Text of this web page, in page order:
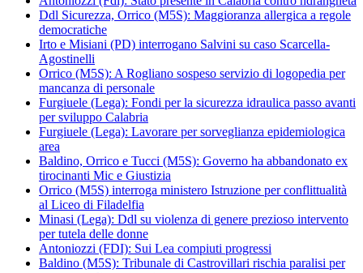
Ddl Sicurezza, Orrico (M5S): Maggioranza allergica a regole
democratiche
Irto e Misiani (PD) interrogano Salvini su caso Scarcella-
Agostinelli
Orrico (M5S): A Rogliano sospeso servizio di logopedia per
mancanza di personale
Furgiuele (Lega): Fondi per la sicurezza idraulica passo avanti
per sviluppo Calabria
Furgiuele (Lega): Lavorare per sorveglianza epidemiologica
area
Baldino, Orrico e Tucci (M5S): Governo ha abbandonato ex
tirocinanti Mic e Giustizia
Orrico (M5S) interroga ministero Istruzione per conflittualità
al Liceo di Filadelfia
Minasi (Lega): Ddl su violenza di genere prezioso intervento
per tutela delle donne
Antoniozzi (FDI): Sui Lea compiuti progressi
Baldino (M5S): Tribunale di Castrovillari rischia paralisi per